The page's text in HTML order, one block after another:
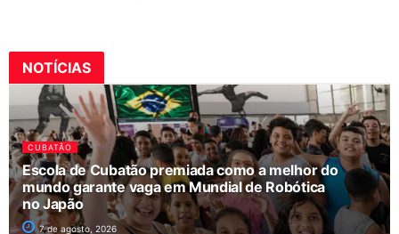
NOTÍCIAS
CUBATÃO
Escola de Cubatão premiada como a melhor do
mundo garante vaga em Mundial de Robótica
no Japão
7 de agosto, 2026